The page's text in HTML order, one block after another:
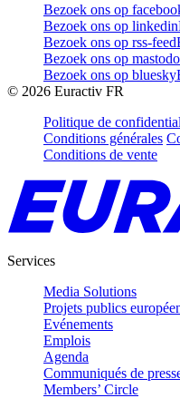
Bezoek ons op
Bezoek ons op linkedin
Bezoek ons op rss-feed
Bezoek ons op
Bezoek ons op bluesky
© 2026 Euractiv FR
Politique de
Conditions générales
Conditions de vente
Services
Media Solutions
Projets publics
Evénements
Emplois
Agenda
Communiqués de
Members’ Circle